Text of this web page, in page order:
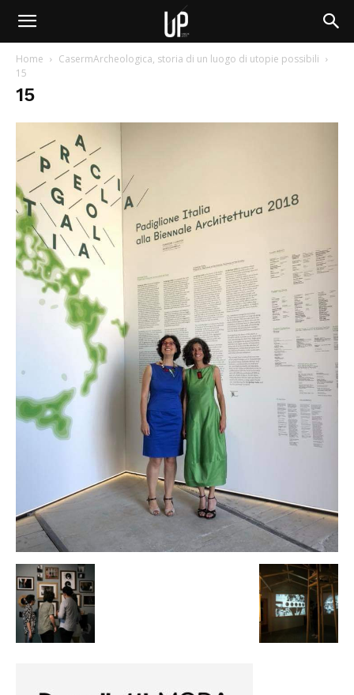
Home
CasermArcheologica, storia di un luogo di utopie possibili
15
15